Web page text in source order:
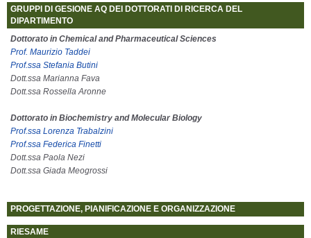
GRUPPI DI GESIONE AQ DEI DOTTORATI DI RICERCA DEL
DIPARTIMENTO
Dottorato in Chemical and Pharmaceutical Sciences
Prof. Maurizio Taddei
Prof.ssa Stefania Butini
Dott.ssa Marianna Fava
Dott.ssa Rossella Aronne
Dottorato in Biochemistry and Molecular Biology
Prof.ssa Lorenza Trabalzini
Prof.ssa Federica Finetti
Dott.ssa Paola Nezi
Dott.ssa Giada Meogrossi
PROGETTAZIONE, PIANIFICAZIONE E ORGANIZZAZIONE
RIESAME